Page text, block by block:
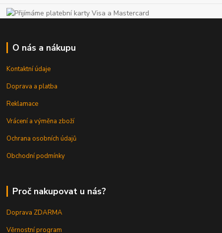
O nás a nákupu
Kontaktní údaje
Doprava a platba
Reklamace
Vrácení a výměna zboží
Ochrana osobních údajů
Obchodní podmínky
Proč nakupovat u nás?
Doprava ZDARMA
Věrnostní program